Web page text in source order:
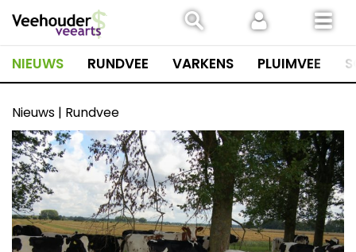
naar
inhoud
NIEUWS RUNDVEE VARKENS PLUIMVEE
Nieuws | Rundvee